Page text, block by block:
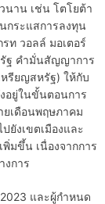
นาน เช่น โตโยต้า
กระแสการลงทุน
ท วอลล์ มอเตอร์
ฐ คำมั่นสัญญาการ
รียญสหรัฐ) ให้กับ
อยู่ในขั้นตอนการ
เดือนพฤษภาคม
ยังเขตเมืองและ
มขึ้น เนื่องจากการ
งการ
และผู้กำหนด